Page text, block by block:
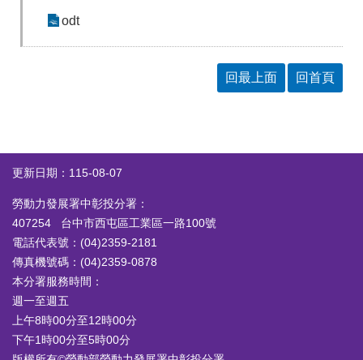
odt
回最上面 回首頁
更新日期：115-08-07
勞動力發展署中彰投分署：
407254 台中市西屯區工業區一路100號
電話代表號：(04)2359-2181
傳真機號碼：(04)2359-0878
本分署服務時間：
週一至週五
上午8時00分至12時00分
下午1時00分至5時00分